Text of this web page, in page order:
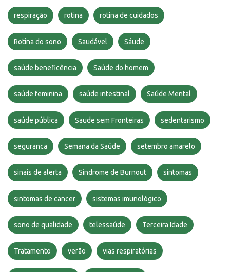
respiração rotina rotina de cuidados
Rotina do sono Saudável Sáude
saúde beneficência Saúde do homem
saúde feminina saúde intestinal Saúde Mental
saúde pública Saude sem Fronteiras sedentarismo
seguranca Semana da Saúde setembro amarelo
sinais de alerta Síndrome de Burnout sintomas
sintomas de cancer sistemas imunológico
sono de qualidade telessaúde Terceira Idade
Tratamento verão vias respiratórias